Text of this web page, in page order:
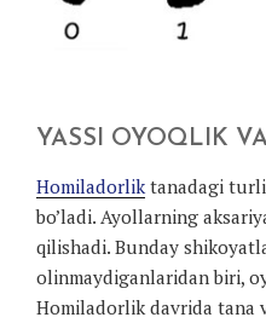
YASSI OYOQLIK
Homiladorlik tanadagi turli
bo’ladi. Ayollarning
qilishadi. Bunday
olinmaydiganlaridan biri,
Homiladorlik davrida tana